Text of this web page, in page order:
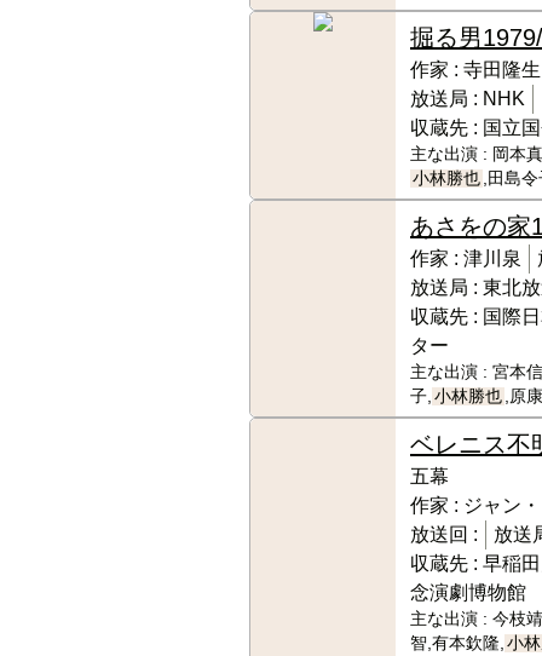
掘る男
作家 : 寺田隆生
放送局 : NHK
収蔵先 : 国立
主な出演 : 岡本
小林勝也 ,田島
あさをの家
作家 : 津川泉
放送局 : 東北
収蔵先 : 国際
ター
主な出演 : 宮本
子, 小林勝也 ,原
ベレニス不
五幕
作家 : ジャン
放送回 :
放送
収蔵先 : 早稲
念演劇博物館
主な出演 : 今枝
智,有本欽隆, 小